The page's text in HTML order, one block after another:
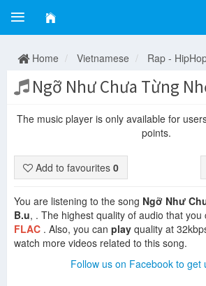
Home Vietnamese Rap -
Ngỡ Như Chưa Từng
The music player is only available for
points.
Add to favourites 0
You are listening to the song Ngỡ Như
B.u, . The highest quality of audio that you
FLAC . Also, you can play quality at
watch more videos related to this song.
Follow us on Facebook to get